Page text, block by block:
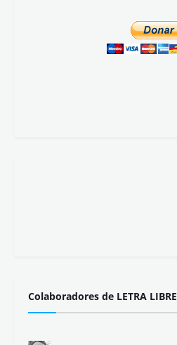
Colaboradores de LETRA LIBRE